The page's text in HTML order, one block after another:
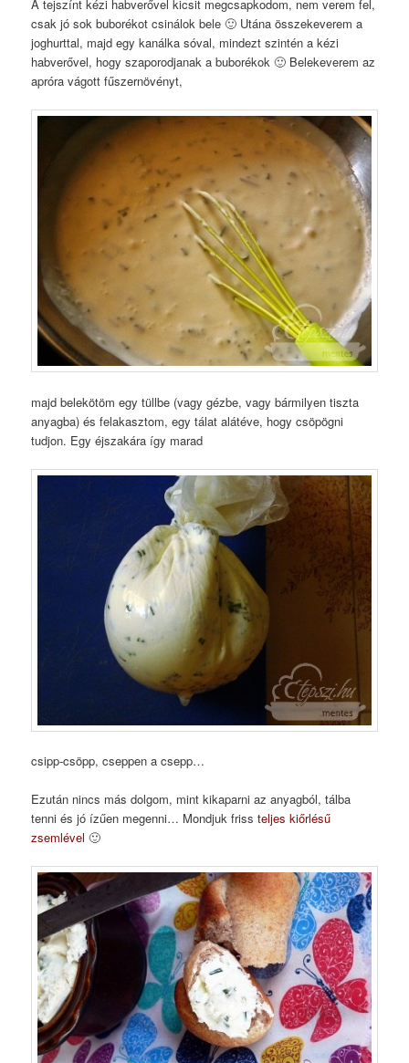
A tejszínt kézi habverővel kicsit megcsapkodom, nem verem fel,
csak jó sok buborékot csinálok bele 🙂 Utána összekeverem a
joghurttal, majd egy kanálka sóval, mindezt szintén a kézi
habverővel, hogy szaporodjanak a buborékok 🙂 Belekeverem az
apróra vágott fűszernövényt,
majd belekötöm egy tüllbe (vagy gézbe, vagy bármilyen tiszta
anyagba) és felakasztom, egy tálat alátéve, hogy csöpögni
tudjon. Egy éjszakára így marad
csipp-csöpp, cseppen a csepp…
Ezután nincs más dolgom, mint kikaparni az anyagból, tálba
tenni és jó ízűen megenni… Mondjuk frissteljes kiőrlésű
zsemlével 🙂